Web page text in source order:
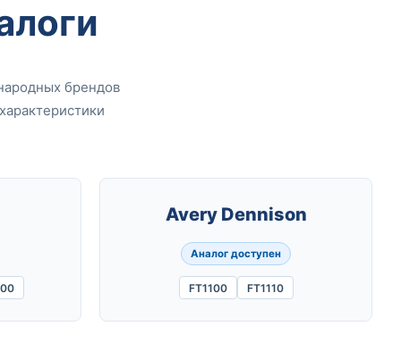
брендов
Avery Dennison
Аналог доступен
FT1100 FT1110